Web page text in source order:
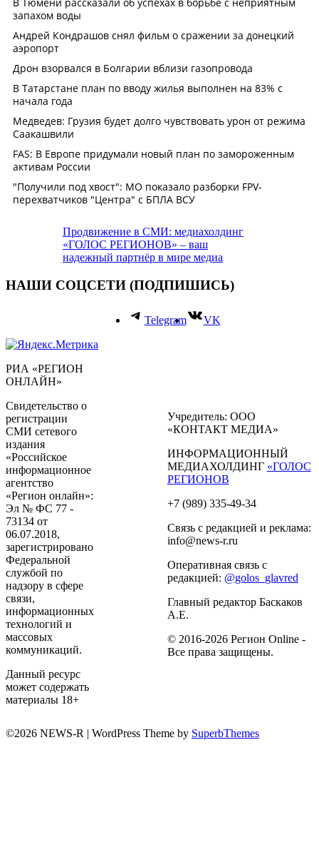
Продвижение в СМИ: медиахолдинг
«ГОЛОС РЕГИОНОВ» – ваш
надежный партнёр в мире медиа
НАШИ СОЦСЕТИ (ПОДПИШИСЬ)
Telegram VK
РИА «РЕГИОН
ОНЛАЙН»
Свидетельство о
регистрации
СМИ сетевого
издания
«Российское
информационное
агентство
«Регион онлайн»:
Эл № ФС 77 -
73134 от
06.07.2018,
зарегистрировано
Федеральной
службой по
надзору в сфере
связи,
информационных
технологий и
массовых
коммуникаций.
Данный ресурс
может содержать
материалы 18+
Учредитель: ООО
«КОНТАКТ МЕДИА»
ИНФОРМАЦИОННЫЙ
МЕДИАХОЛДИНГ «ГОЛОС
РЕГИОНОВ
+7 (989) 335-49-34
Связь с редакцией и реклама:
info@news-r.ru
Оперативная связь с
редакцией: @golos_glavred
Главный редактор Баскаков
А.Е.
© 2016-2026 Регион Online -
Все права защищены.
©2026 NEWS-R | WordPress Theme by SuperbThemes